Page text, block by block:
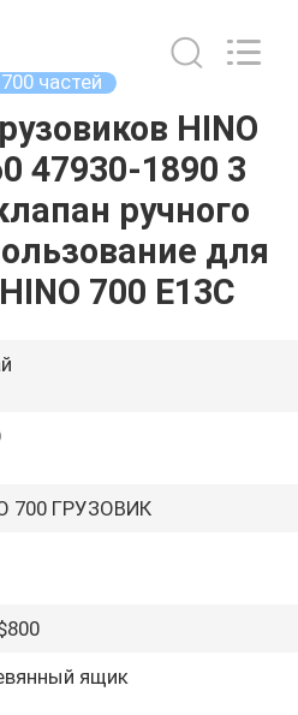
частей
HINO
47930-1890 3
ручного
для
700 E13C
700 ГРУЗОВИК
ящик